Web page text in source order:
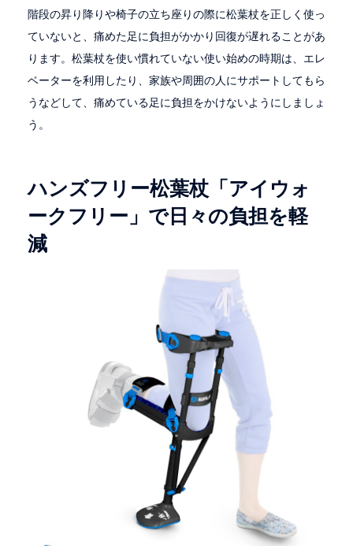
階段の昇り降りや椅子の立ち座りの際に松葉杖を正しく使っ
ていないと、痛めた足に負担がかかり回復が遅れることがあ
ります。松葉杖を使い慣れていない使い始めの時期は、エレ
ベーターを利用したり、家族や周囲の人にサポートしてもら
うなどして、痛めている足に負担をかけないようにしましょ
う。
ハンズフリー松葉杖「アイウォ
ークフリー」で日々の負担を軽
減